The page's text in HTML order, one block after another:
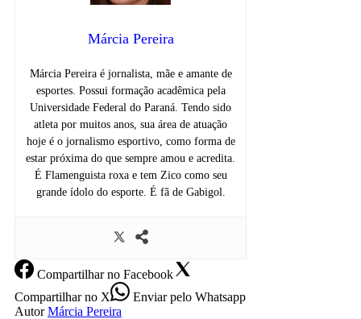
Márcia Pereira
Márcia Pereira é jornalista, mãe e amante de
esportes. Possui formação acadêmica pela
Universidade Federal do Paraná. Tendo sido
atleta por muitos anos, sua área de atuação
hoje é o jornalismo esportivo, como forma de
estar próxima do que sempre amou e acredita.
É Flamenguista roxa e tem Zico como seu
grande ídolo do esporte. É fã de Gabigol.
Compartilharno Facebook
Compartilharno X Enviarpelo Whatsapp
Autor Márcia Pereira